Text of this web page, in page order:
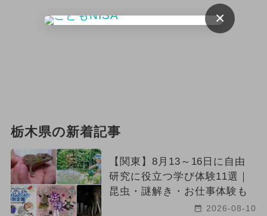
栃木県の新着記事
【関東】8月13～16日に自由
研究に役立つ学び体験11選｜
昆虫・謎解き・お仕事体験も
2026-08-10
×